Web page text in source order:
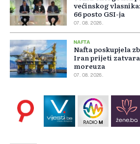
većinskog
66 posto GSI-ja
07. 08. 2026.
NAFTA
Nafta poskupjela
Iran prijeti
moreuza
07. 08. 2026.